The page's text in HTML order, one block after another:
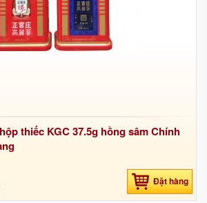
thiếc KGC 37.5g hồng sâm Chính
Đặt hàng